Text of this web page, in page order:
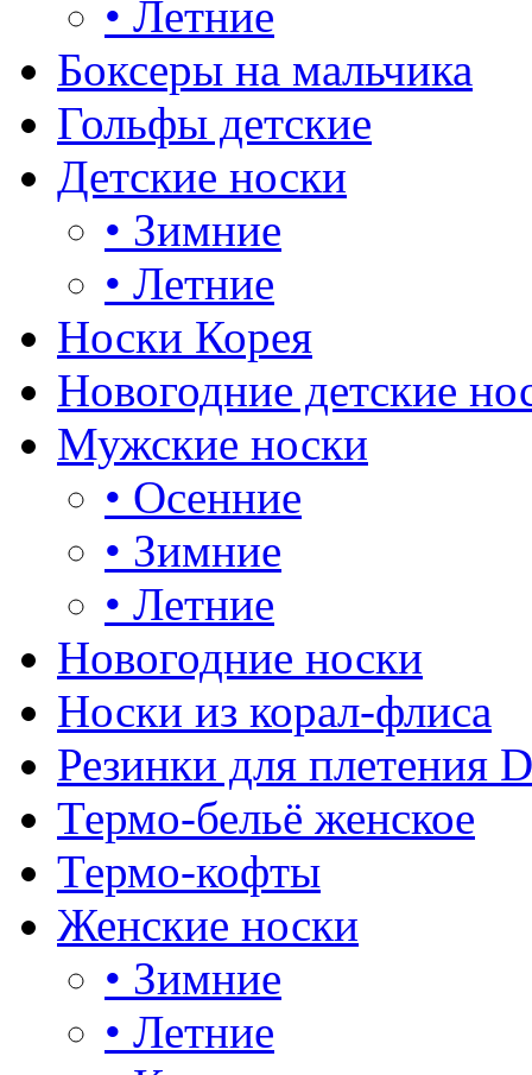
• Летние
Боксеры на мальчика
Гольфы детские
Детские носки
• Зимние
• Летние
Носки Корея
Новогодние детские
Мужские носки
• Осенние
• Зимние
• Летние
Новогодние носки
Носки из корал-флиса
Резинки для плетения
Термо-бельё женское
Термо-кофты
Женские носки
• Зимние
• Летние